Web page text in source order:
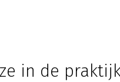
in de